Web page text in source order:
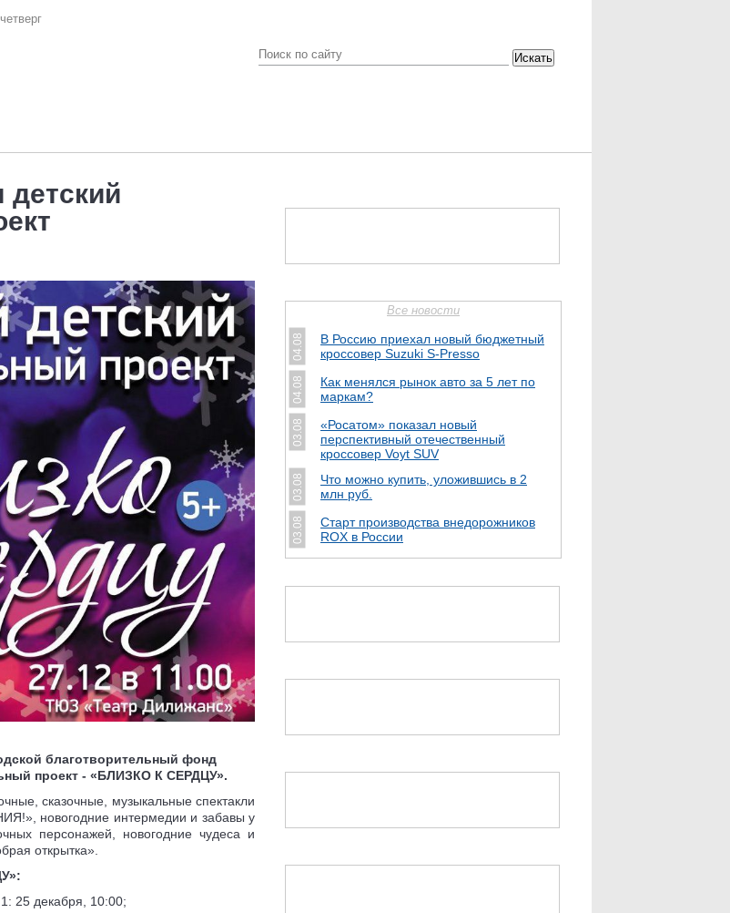
Искать
детский
благотворительный фонд
проект - «БЛИЗКО К СЕРДЦУ».
сказочные, музыкальные спектакли
новогодние интермедии и забавы у
персонажей, новогодние чудеса и
открытка».
25 декабря, 10:00;
Все новости
04.08
В Россию приехал новый бюджетный
кроссовер Suzuki S-Presso
04.08
Как менялся рынок авто за 5 лет по
маркам?
03.08
«Росатом» показал новый
перспективный отечественный
кроссовер Voyt SUV
03.08
Что можно купить, уложившись в 2
млн руб.
03.08
Cтарт производства внедорожников
ROX в России